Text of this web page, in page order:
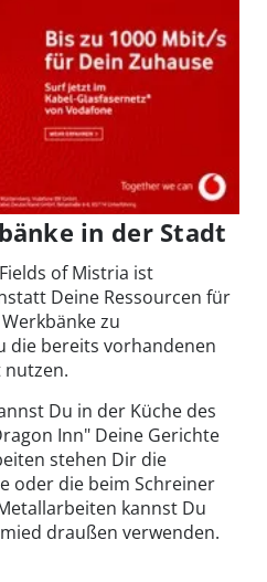
in der Stadt
of Mistria ist
Deine Ressourcen für
zu
die bereits vorhandenen
nutzen.
Du in der Küche des
Inn" Deine Gerichte
stehen Dir die
oder die beim Schreiner
kannst Du
draußen verwenden.